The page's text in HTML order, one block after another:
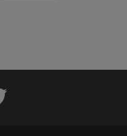
twitter